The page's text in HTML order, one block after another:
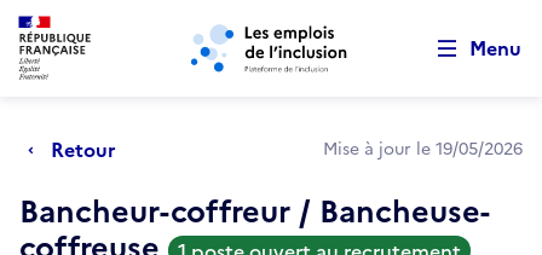
Aller au menu principal Aller au contenu principal
Menu
Retour Mise à jour le 19/05/2026
Bancheur-coffreur / Bancheuse-
Retour au début de la page
Panneau de gestion des cookies